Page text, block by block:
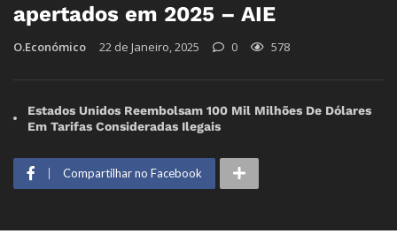
apertados em 2025 – AIE
O.Económico 22 de Janeiro, 2025 0 578
Estados Unidos Reembolsam 100 Mil Milhões De Dólares
Em Tarifas Consideradas Ilegais
Compartilhar no Facebook